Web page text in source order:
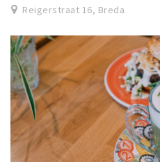
Reigerstraat 16, Breda